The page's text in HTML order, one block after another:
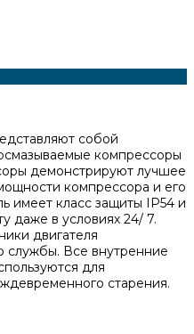
собой
компрессоры
демонстрируют лучшее
компрессора и его
имеет класс защиты IP54 и
даже в условиях 24/ 7.
двигателя
службы. Все внутренние
для
старения.